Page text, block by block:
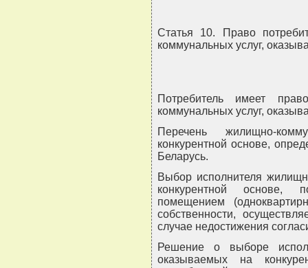
Статья 10. Право
коммунальных услуг,
Потребитель имеет
коммунальных услуг,
Перечень жилищно-
конкурентной основе,
Беларусь.
Выбор исполнителя
конкурентной основе,
помещением
собственности,
случае недостижения
Решение о выборе
оказываемых на